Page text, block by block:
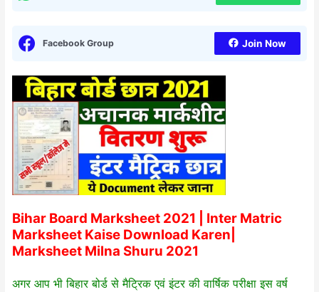
Facebook Group Join Now
Bihar Board Marksheet 2021 | Inter Matric
Marksheet Kaise Download Karen|
Marksheet Milna Shuru 2021
अगर आप भी बिहार बोर्ड से मैट्रिक एवं इंटर की वार्षिक परीक्षा इस वर्ष